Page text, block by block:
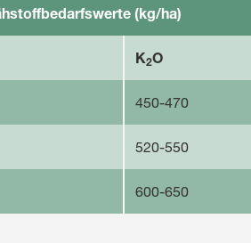
(kg/ha)
K2O
450-470
520-550
600-650